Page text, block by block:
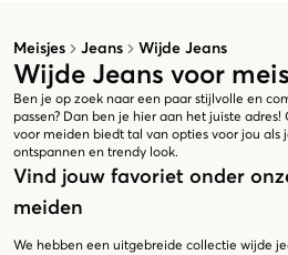
Meisjes Jeans Wijde Jeans
Wijde Jeans voor
Ben je op zoek naar een paar stijlvolle en
passen? Dan ben je hier aan het juiste
voor meiden biedt tal van opties voor jou als
ontspannen en trendy look.
Vind jouw favoriet onder
meiden
We hebben een uitgebreide collectie wijde